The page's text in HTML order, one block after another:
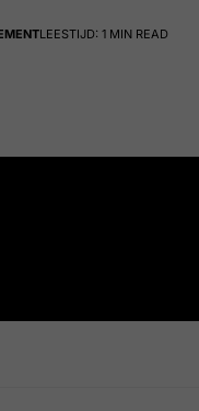
LEESTIJD: 1 MIN READ